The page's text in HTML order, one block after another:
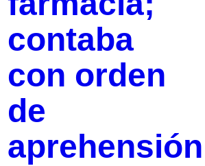
contaba
con orden
de
aprehensión